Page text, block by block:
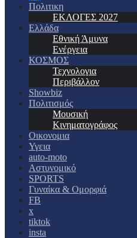
Πολιτικη
ΕΚΛΟΓΕΣ 2027
Ελλάδα
Εθνική Άμυνα
Ενέργεια
ΚΟΣΜΟΣ
Τεχνολογια
Περιβάλλον
Showbiz
Πολιτισμός
Μουσική
Κινηματογράφος
Οικονομια
Υγεια
auto-moto
Αστυνομικό
SPORTS
Γυναίκα & Ομορφιά
FB
x
tiktok
insta